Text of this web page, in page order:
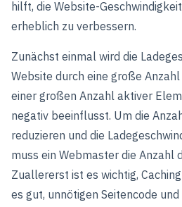
hilft, die Website-
erheblich zu verbessern.
Zunächst einmal wird die
Website durch eine große
einer großen Anzahl aktiver
negativ beeinflusst. Um die
reduzieren und die
muss ein Webmaster die Anzahl
Zuallererst ist es wichtig,
es gut, unnötigen Seitencode